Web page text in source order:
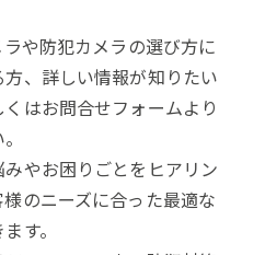
や防犯カメラの選び方に
、詳しい情報が知りたい
はお問合せフォームより
やお困りごとをヒアリン
のニーズに合った最適な
す。